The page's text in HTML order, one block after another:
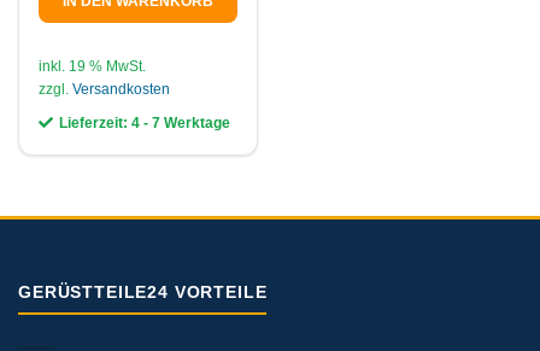
inkl. 19 % MwSt.
zzgl. Versandkosten
Lieferzeit: 4 - 7 Werktage
GERÜSTTEILE24 VORTEILE